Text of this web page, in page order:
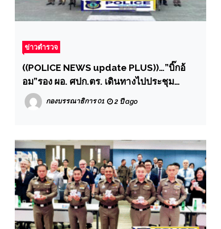
ข่าวตำรวจ
((POLICE NEWS update PLUS))…”บิ๊กอ้
อม”รอง ผอ. ศปก.ตร. เดินทางไปประชุม
ติดตามขับเคลื่อนและมอบนโยบายการปฏิบัติ
งาน และรับฟังปัญหา ข้อขัดข้อง ข้อเสนอแนะ
กองบรรณาธิการ 01 2 ปี ago